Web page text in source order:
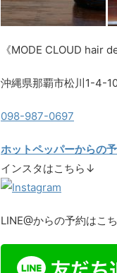
《MODE CLOUD hair
沖縄県那覇市松川1-4-
098-987-0697
ホットペッパーからの
インスタはこちら↓
LINE@からの予約はこ